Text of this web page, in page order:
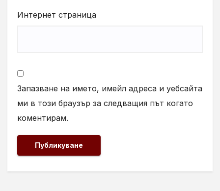
Интернет страница
Запазване на името, имейл адреса и уебсайта
ми в този браузър за следващия път когато
коментирам.